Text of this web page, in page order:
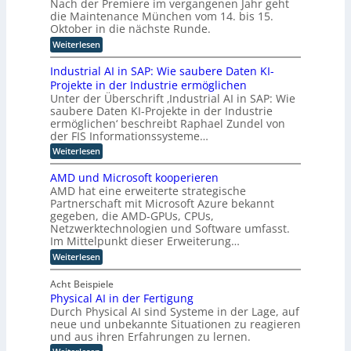
g
e
n
z
z
u
o
p
t
i
m
i
e
r
t
e
n
L
o
i
s
t
i
e
z
u
f
i
z
i
e
r
u
n
g
s
v
e
r
f
a
h
r
e
n
c
h
t
e
t
o
k
u
s
a
u
f
i
n
d
u
s
t
r
i
e
l
l
e
K
I
e
r
K
I
E
n
t
w
i
c
k
l
u
n
g
u
n
d
r
e
a
l
e
n
B
e
t
r
i
b
z
u
n
g
f
ü
r
h
u
m
a
n
o
i
d
e
R
o
b
o
t
i
k
u
n
K
I
g
e
g
r
Nach der Premiere im vergangenen Jahr geht
die Maintenance München vom 14. bis 15.
Oktober in die nächste Runde.
Weiterlesen:
M
a
i
n
t
e
n
a
n
c
e
M
ü
n
c
h
e
n
e
r
w
e
i
t
e
r
t
Industrial AI in SAP: Wie saubere Daten KI-
Projekte in der Industrie ermöglichen
Unter der Überschrift ‚Industrial AI in SAP: Wie
saubere Daten KI-Projekte in der Industrie
ermöglichen‘ beschreibt Raphael Zundel von
der FIS Informationssysteme…
Weiterlesen:
I
n
d
u
s
t
r
i
a
l
A
I
i
n
S
A
P
:
AMD und Microsoft kooperieren
AMD hat eine erweiterte strategische
Partnerschaft mit Microsoft Azure bekannt
gegeben, die AMD-GPUs, CPUs,
Netzwerktechnologien und Software umfasst.
Im Mittelpunkt dieser Erweiterung…
Weiterlesen:
A
D
u
n
d
M
i
Acht Beispiele
Physical AI in der Fertigung
Durch Physical AI sind Systeme in der Lage, auf
neue und unbekannte Situationen zu reagieren
und aus ihren Erfahrungen zu lernen.